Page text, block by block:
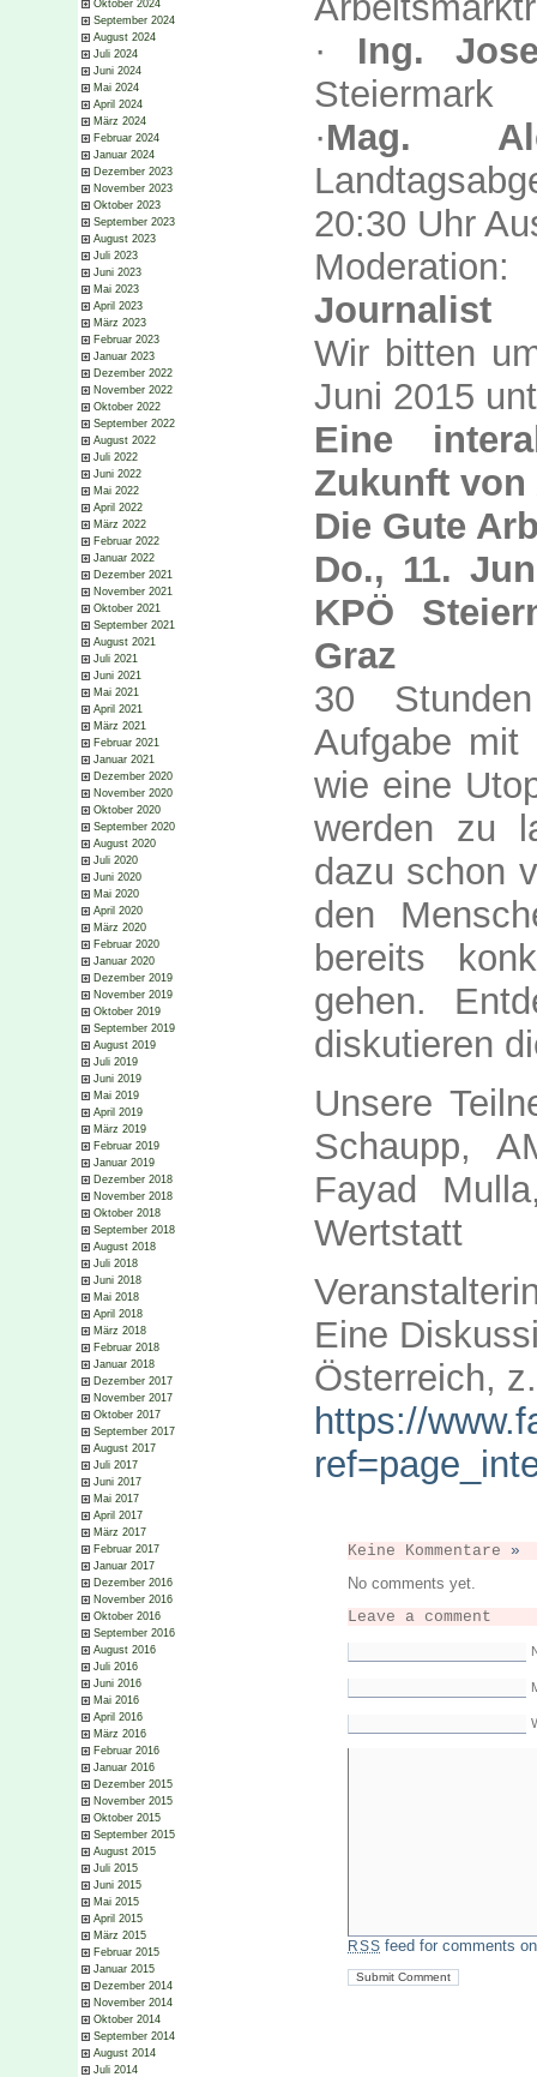
Oktober 2024
September 2024
August 2024
Juli 2024
Juni 2024
Mai 2024
April 2024
März 2024
Februar 2024
Januar 2024
Dezember 2023
November 2023
Oktober 2023
September 2023
August 2023
Juli 2023
Juni 2023
Mai 2023
April 2023
März 2023
Februar 2023
Januar 2023
Dezember 2022
November 2022
Oktober 2022
September 2022
August 2022
Juli 2022
Juni 2022
Mai 2022
April 2022
März 2022
Februar 2022
Januar 2022
Dezember 2021
November 2021
Oktober 2021
September 2021
August 2021
Juli 2021
Juni 2021
Mai 2021
April 2021
März 2021
Februar 2021
Januar 2021
Dezember 2020
November 2020
Oktober 2020
September 2020
August 2020
Juli 2020
Juni 2020
Mai 2020
April 2020
März 2020
Februar 2020
Januar 2020
Dezember 2019
November 2019
Oktober 2019
September 2019
August 2019
Juli 2019
Juni 2019
Mai 2019
April 2019
März 2019
Februar 2019
Januar 2019
Dezember 2018
November 2018
Oktober 2018
September 2018
August 2018
Juli 2018
Juni 2018
Mai 2018
April 2018
März 2018
Februar 2018
Januar 2018
Dezember 2017
November 2017
Oktober 2017
September 2017
August 2017
Juli 2017
Juni 2017
Mai 2017
April 2017
März 2017
Februar 2017
Januar 2017
Dezember 2016
November 2016
Oktober 2016
September 2016
August 2016
Juli 2016
Juni 2016
Mai 2016
April 2016
März 2016
Februar 2016
Januar 2016
Dezember 2015
November 2015
Oktober 2015
September 2015
August 2015
Juli 2015
Juni 2015
Mai 2015
April 2015
März 2015
Februar 2015
Januar 2015
Dezember 2014
November 2014
Oktober 2014
September 2014
August 2014
Juli 2014
· Ing.
Steiermark
·Mag.
20:30 Uhr
Journalist
Wir bitten
Juni 2015
Eine
Zukunft von
Die Gute
Do., 11.
KPÖ
Graz
30
Aufgabe mit
wie eine
werden zu
dazu schon
den
bereits
gehen.
diskutieren
Unsere
Schaupp,
Fayad
Wertstatt
Eine
Österreich,
https://
Keine Kommentare »
No comments yet.
Leave a comment
RSS feed for comments